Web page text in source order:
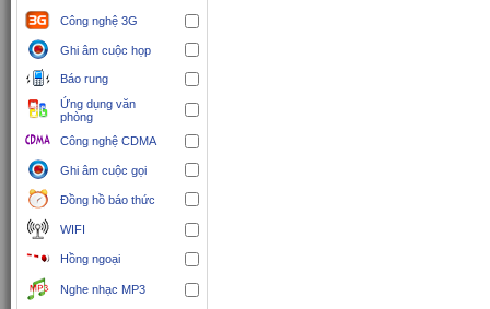
Công nghệ 3G
Ghi âm cuộc họp
Báo rung
Ứng dụng văn
phòng
Công nghệ CDMA
Ghi âm cuộc gọi
Đồng hồ báo thức
WIFI
Hồng ngoại
Nghe nhạc MP3